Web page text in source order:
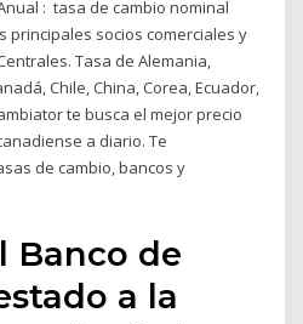
: tasa de cambio nominal
principales socios comerciales y
Tasa de Alemania,
Chile, China, Corea, Ecuador,
te busca el mejor precio
a diario. Te
de cambio, bancos y
Banco de
a la